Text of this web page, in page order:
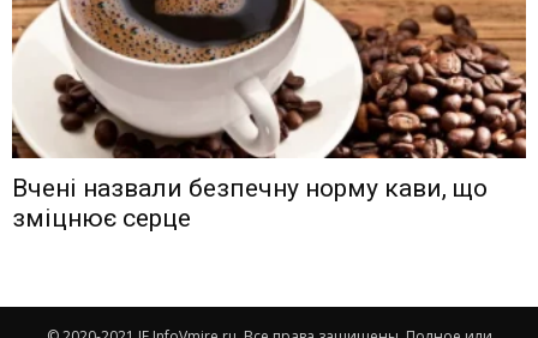
Вчені назвали безпечну норму кави, що
зміцнює серце